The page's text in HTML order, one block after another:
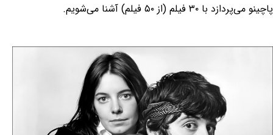
پاچینو می‌پردازد با ۳۰ فیلم (از ۵۰ فیلم) آشنا می‌شویم.